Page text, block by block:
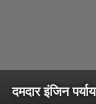
दमदार इंजिन पर्याय